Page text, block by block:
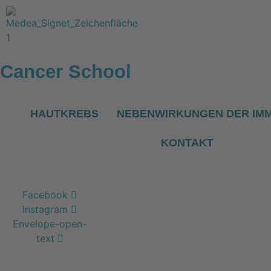
Zum
Inhalt
wechseln
Cancer School
HAUTKREBS NEBENWIRKUNGEN DER
KONTAKT
Facebook
Instagram
Envelope-open-
text